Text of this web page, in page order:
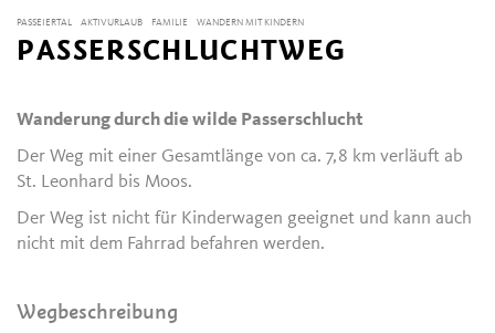
PASSEIERTAL AKTIVURLAUB FAMILIE WANDERN MIT KINDERN
PASSERSCHLUCHTWEG
Wanderung durch die wilde Passerschlucht
Der Weg mit einer Gesamtlänge von ca. 7,8 km verläuft ab
St. Leonhard bis Moos.
Der Weg ist nicht für Kinderwagen geeignet und kann auch
nicht mit dem Fahrrad befahren werden.
Wegbeschreibung